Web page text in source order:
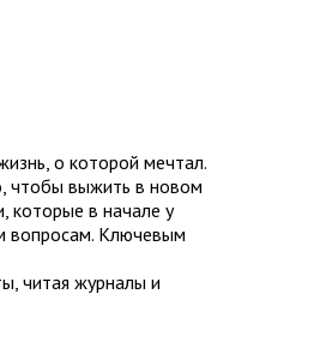
о которой мечтал.
чтобы выжить в новом
которые в начале у
вопросам. Ключевым
читая журналы и